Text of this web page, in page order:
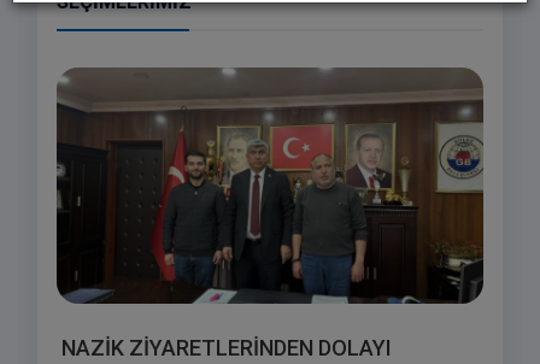
NAZİK ZİYARETLERİNDEN DOLAYI